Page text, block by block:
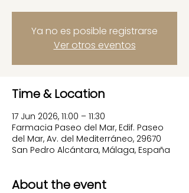
Ya no es posible registrarse
Ver otros eventos
Time & Location
17 Jun 2026, 11:00 – 11:30
Farmacia Paseo del Mar, Edif. Paseo
del Mar, Av. del Mediterráneo, 29670
San Pedro Alcántara, Málaga, España
About the event